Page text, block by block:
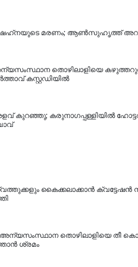
മരണം; ആണ്‍സുഹൃത്ത്
തൊഴിലാളിയെ
കസ്റ്റഡിയിൽ
കുറഞ്ഞു; കരുനാ​ഗപ്പള്ളിയിൽ
കൈക്കലാക്കാൻ ക്വട്ടേഷൻ
തൊഴിലാളിയെ തീ
ശ്രമം